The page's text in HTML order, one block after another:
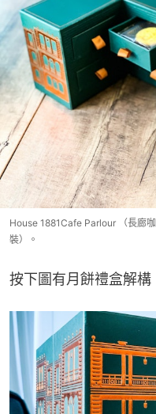
House 1881Cafe Parlour （長廊
裝）。
按下圖有月餅禮盒解構